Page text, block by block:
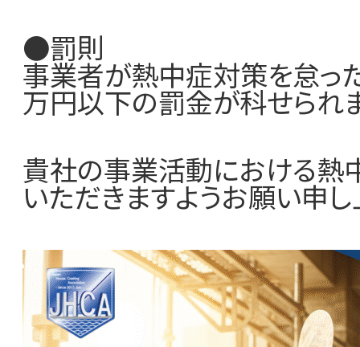
●罰則
事業者が熱中症対策を怠っ
万円以下の罰金が科せられ
貴社の事業活動における熱
いただきますようお願い申し